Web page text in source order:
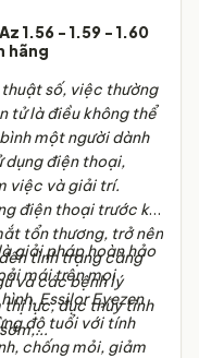
1.56 - 1.59 - 1.60
hãng
số, việc thường
tử là điều không thể
một người dành
dụng điện thoại,
việc và giải trí.
điện thoại trước khi
tổn thương, trở nên
tình trạng căng
và các bệnh lý
thị lực, đục thủy tinh
giải pháp hoàn hảo
mái trên mọi
Essilor Eyezen
độ tuổi với tính
chống mỏi, giảm